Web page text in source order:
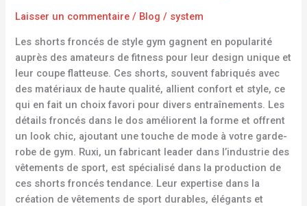
Laisser un commentaire / Blog / system
Les shorts froncés de style gym gagnent en popularité
auprès des amateurs de fitness pour leur design unique et
leur coupe flatteuse. Ces shorts, souvent fabriqués avec
des matériaux de haute qualité, allient confort et style, ce
qui en fait un choix favori pour divers entraînements. Les
détails froncés dans le dos améliorent la forme et offrent
un look chic, ajoutant une touche de mode à votre garde-
robe de gym. Ruxi, un fabricant leader dans l’industrie des
vêtements de sport, est spécialisé dans la production de
ces shorts froncés tendance. Leur expertise dans la
création de vêtements de sport durables, élégants et